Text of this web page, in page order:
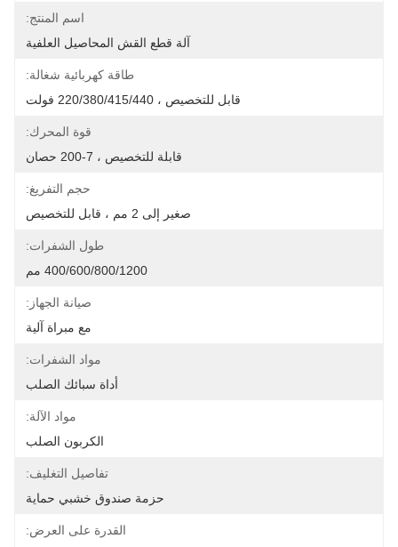
اسم المنتج:
آلة قطع القش المحاصيل العلفية
طاقة كهربائية شغالة:
قابل للتخصيص ، 220/380/415/440 فولت
قوة المحرك:
قابلة للتخصيص ، 7-200 حصان
حجم التفريغ:
صغير إلى 2 مم ، قابل للتخصيص
طول الشفرات:
400/600/800/1200 مم
صيانة الجهاز:
مع مبراة آلية
مواد الشفرات:
أداة سبائك الصلب
مواد الآلة:
الكربون الصلب
تفاصيل التغليف:
حزمة صندوق خشبي حماية
القدرة على العرض: